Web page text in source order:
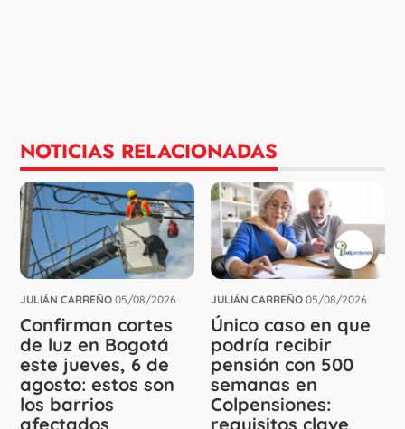
NOTICIAS RELACIONADAS
JULIÁN CARREÑO 05/08/2026
Confirman cortes
de luz en Bogotá
este jueves, 6 de
agosto: estos son
los barrios
afectados
JULIÁN CARREÑO 05/08/2026
Único caso en que
podría recibir
pensión con 500
semanas en
Colpensiones:
requisitos clave